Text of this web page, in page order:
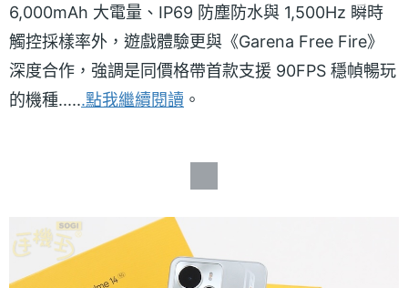
6,000mAh 大電量、IP69 防塵防水與 1,500Hz 瞬時
觸控採樣率外，遊戲體驗更與《Garena Free Fire》
深度合作，強調是同價格帶首款支援 90FPS 穩幀暢玩
的機種......點我繼續閱讀 。